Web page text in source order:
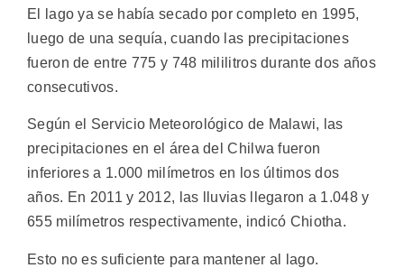
El lago ya se había secado por completo en 1995,
luego de una sequía, cuando las precipitaciones
fueron de entre 775 y 748 mililitros durante dos años
consecutivos.
Según el Servicio Meteorológico de Malawi, las
precipitaciones en el área del Chilwa fueron
inferiores a 1.000 milímetros en los últimos dos
años. En 2011 y 2012, las lluvias llegaron a 1.048 y
655 milímetros respectivamente, indicó Chiotha.
Esto no es suficiente para mantener al lago.